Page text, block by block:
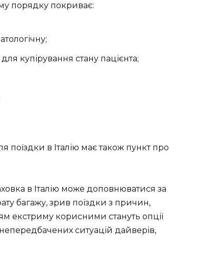
порядку покриває:
купірування стану пацієнта;
поїздки в Італію має також пункт про
в Італію може доповнюватися за
багажу, зрив поїздки з причин,
екстриму корисними стануть опції
ситуацій дайверів,